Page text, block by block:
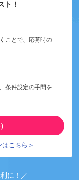
ト！
ことで、応募時の
条件設定の手間を
こちら＞
に！／